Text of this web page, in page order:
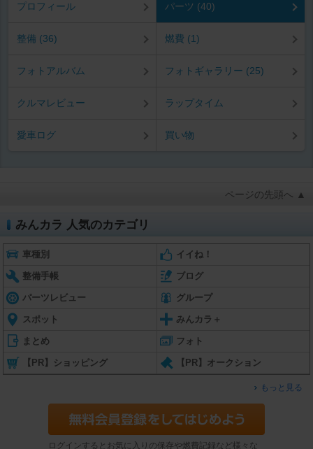
プロフィール パーツ (40)
整備 (36) 燃費 (1)
フォトアルバム フォトギャラリー (25)
クルマレビュー ラップタイム
愛車ログ 買い物
ページの先頭へ ▲
みんカラ 人気のカテゴリ
車種別 イイね！
整備手帳 ブログ
パーツレビュー グループ
スポット みんカラ＋
まとめ フォト
【PR】ショッピング 【PR】オークション
もっと見る
ログインするとお気に入りの保存や燃費記録など様々な